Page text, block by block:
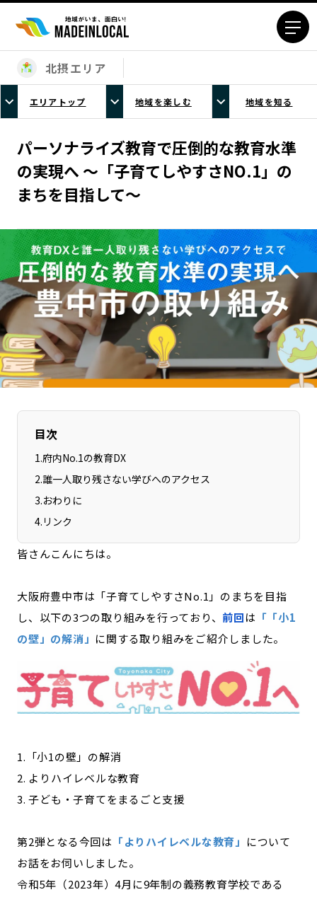
エリアから探す
北海道エリア
青森エリア
岩手エリア
宮城エリア
秋田エリア
山形エリア
福島エリア
茨城エリア
栃木エリア
埼玉エリア
千葉エリア
東京23区エリア
多摩エリア
神奈川エリア
新潟エリア
富山エリア
石川エリア
福井エリア
山梨エリア
長野エリア
岐阜エリア
静岡エリア
愛知エリア
三重エリア
滋賀エリア
河内エリア
奈良エリア
鳥取エリア
島根エリア
香川エリア
佐賀エリア
長崎エリア
熊本エリア
大分エリア
宮崎エリア
鹿児島エリア
特集コンテンツ
プレスリリース
MILCプロジェクト
選出企業特別対談
イベント
飲食店
地域豆知識
Sporkle
北摂エリア
エリアトップ 地域を楽しむ 地域を知る
パーソナライズ教育で圧倒的な教育水準
の実現へ 〜「子育てしやすさNO.1」の
まちを目指して〜
目次
1.府内No.1の教育DX
2.誰一人取り残さない学びへのアクセス
3.おわりに
4. リンク
皆さんこんにちは。
大阪府豊中市は「子育てしやすさNo.1」のまちを目指
し、以下の3つの取り組みを行っており、 前回は 「「小1
の壁」の解消」 に関する取り組みをご紹介しました。
1.「小1の壁」の解消
2. よりハイレベルな教育
3. 子ども・子育てをまるごと支援
第2弾となる今回は 「よりハイレベルな教育」 について
お話をお伺いしました。
令和5年（2023年）4月に9年制の義務教育学校である